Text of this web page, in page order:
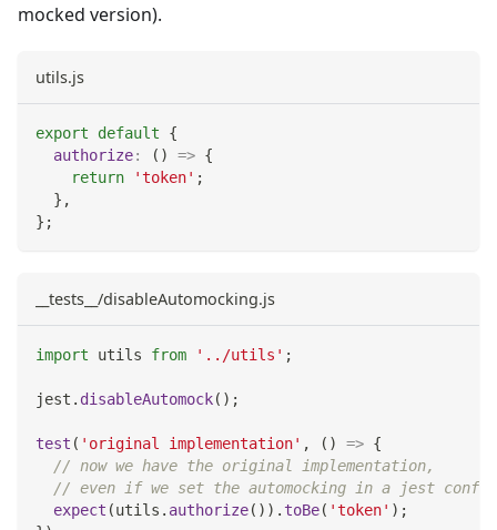
mocked version).
utils.js
export default
{
authorize: ( ) => {
return
'token' ;
} ,
} ;
__tests__/disableAutomocking.js
import utils from '../utils' ;
jest . disableAutomock( ) ;
test ( 'original implementation' , ( ) => {
// now we have the original implementation,
// even if we set the automocking in a jest
expect (utils . authorize( ) ) . toBe( 'token' ) ;